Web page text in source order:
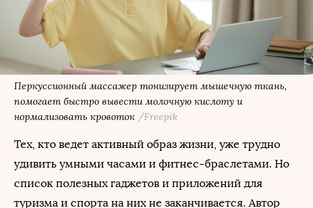
Перкуссионный массажер тонизирует мышечную ткань,
помогает быстро вывести молочную кислоту и
нормализовать кровоток /Freepik
Тех, кто ведет активный образ жизни, уже трудно
удивить умными часами и фитнес-браслетами. Но
список полезных гаджетов и приложений для
туризма и спорта на них не заканчивается. Автор